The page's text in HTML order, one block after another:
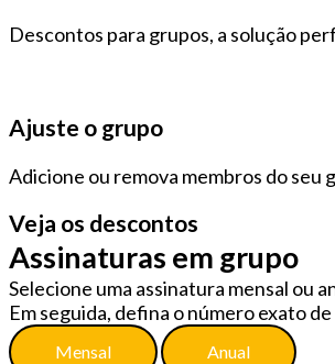
Descontos para grupos, a solução
Ajuste o grupo
Adicione ou remova membros do seu
Veja os descontos
Assinaturas em grupo
Selecione uma assinatura mensal ou
Em seguida, defina o número exato
Mensal Anual